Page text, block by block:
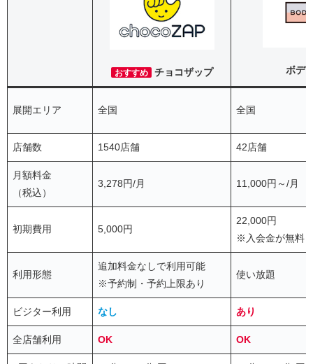
おすすめ チョコザップ ボデ
展開エリア 全国 全国
店舗数 1540店舗 42店舗
月額料金
（税込）
3,278円/月 11,000円～/月
初期費用 5,000円
22,000円
※入会金が無料
利用形態
追加料金なしで利用可能
※予約制・予約上限あり
使い放題
ビジター利用 なし あり
全店舗利用 OK OK